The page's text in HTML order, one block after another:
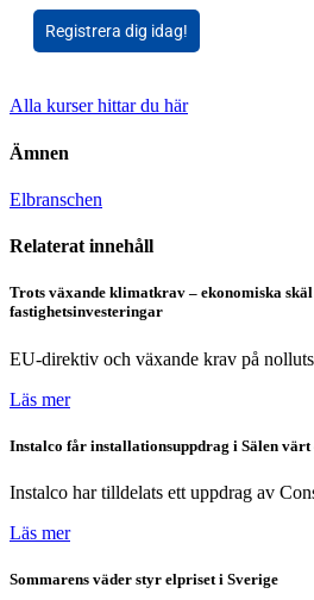
Registrera dig idag!
Alla kurser hittar du här
Ämnen
Elbranschen
Relaterat innehåll
Trots växande klimatkrav – ekonomiska skäl
fastighetsinvesteringar
EU-direktiv och växande krav på
Läs mer
Instalco får installationsuppdrag i Sälen
Instalco har tilldelats ett uppdrag av
Läs mer
Sommarens väder styr elpriset i Sverige